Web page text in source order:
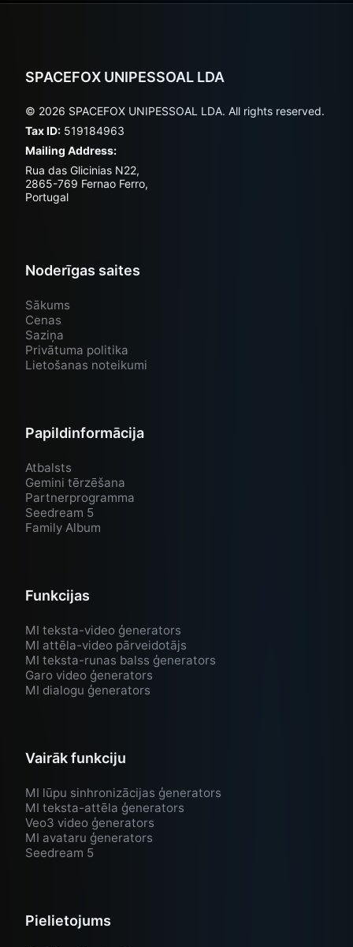
SPACEFOX UNIPESSOAL LDA
© 2026 SPACEFOX UNIPESSOAL LDA. All rights reserved.
Tax ID: 519184963
Mailing Address:
Rua das Glicinias N22,
2865-769 Fernao Ferro,
Portugal
Noderīgas saites
Sākums
Cenas
Saziņa
Privātuma politika
Lietošanas noteikumi
Papildinformācija
Atbalsts
Gemini tērzēšana
Partnerprogramma
Seedream 5
Family Album
Funkcijas
MI teksta-video ģenerators
MI attēla-video pārveidotājs
MI teksta-runas balss ģenerators
Garo video ģenerators
MI dialogu ģenerators
Vairāk funkciju
MI lūpu sinhronizācijas ģenerators
MI teksta-attēla ģenerators
Veo3 video ģenerators
MI avataru ģenerators
Seedream 5
Pielietojums